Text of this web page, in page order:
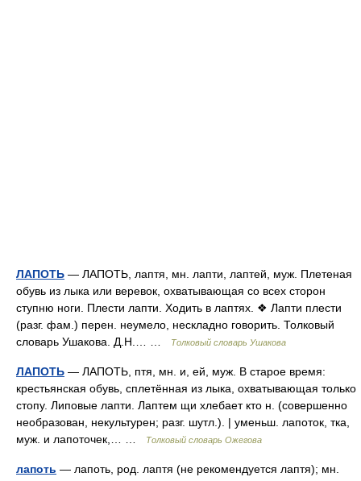
ЛАПОТЬ — ЛАПОТЬ, лаптя, мн. лапти, лаптей, муж. Плетеная
обувь из лыка или веревок, охватывающая со всех сторон
ступню ноги. Плести лапти. Ходить в лаптях. ❖ Лапти плести
(разг. фам.) перен. неумело, нескладно говорить. Толковый
словарь Ушакова. Д.Н.… …
Толковый словарь Ушакова
ЛАПОТЬ — ЛАПОТЬ, птя, мн. и, ей, муж. В старое время:
крестьянская обувь, сплетённая из лыка, охватывающая только
стопу. Липовые лапти. Лаптем щи хлебает кто н. (совершенно
необразован, некультурен; разг. шутл.). | уменьш. лапоток, тка,
муж. и лапоточек,… …
Толковый словарь Ожегова
лапоть — лапоть, род. лаптя (не рекомендуется лаптя); мн.